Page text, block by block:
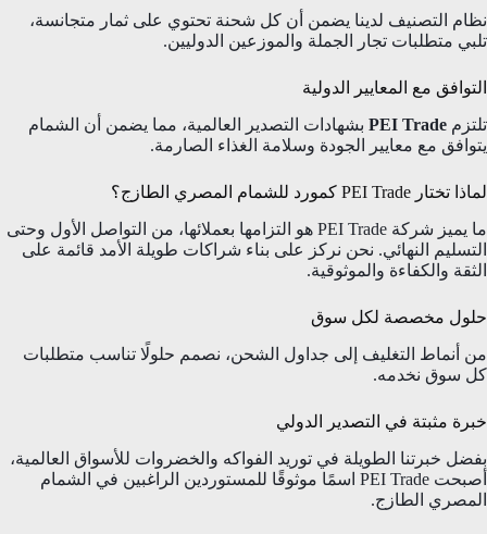
نظام التصنيف لدينا يضمن أن كل شحنة تحتوي على ثمار متجانسة،
تلبي متطلبات تجار الجملة والموزعين الدوليين.
التوافق مع المعايير الدولية
تلتزم PEI Trade بشهادات التصدير العالمية، مما يضمن أن الشمام
يتوافق مع معايير الجودة وسلامة الغذاء الصارمة.
لماذا تختار PEI Trade كمورد للشمام المصري الطازج؟
ما يميز شركة PEI Trade هو التزامها بعملائها، من التواصل الأول وحتى
التسليم النهائي. نحن نركز على بناء شراكات طويلة الأمد قائمة على
الثقة والكفاءة والموثوقية.
حلول مخصصة لكل سوق
من أنماط التغليف إلى جداول الشحن، نصمم حلولًا تناسب متطلبات
كل سوق نخدمه.
خبرة مثبتة في التصدير الدولي
بفضل خبرتنا الطويلة في توريد الفواكه والخضروات للأسواق العالمية،
أصبحت PEI Trade اسمًا موثوقًا للمستوردين الراغبين في الشمام
المصري الطازج.